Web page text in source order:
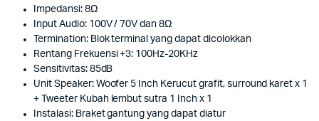
Impedansi: 8Ω
Input Audio: 100V / 70V dan 8Ω
Termination: Blok terminal yang dapat dicolokkan
Rentang Frekuensi +3: 100Hz-20KHz
Sensitivitas: 85dB
Unit Speaker: Woofer 5 Inch Kerucut grafit, surround karet x 1
+ Tweeter Kubah lembut sutra 1 Inch x 1
Instalasi: Braket gantung yang dapat diatur